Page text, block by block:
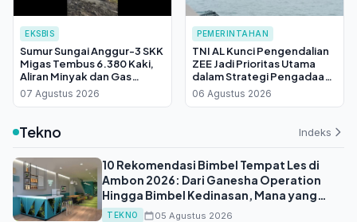
EKSBIS
Sumur Sungai Anggur-3 SKK
Migas Tembus 6.380 Kaki,
Aliran Minyak dan Gas
Mengalir dari Lapisan Sand-
07 Agustus 2026
PEMERINTAHAN
TNI AL Kunci Pengendalian
ZEE Jadi Prioritas Utama
dalam Strategi Pengadaan
Kapal PPA Kelas Brawijaya
06 Agustus 2026
Tekno Indeks
10 Rekomendasi Bimbel Tempat Les di
Ambon 2026: Dari Ganesha Operation
Hingga Bimbel Kedinasan, Mana yang
Tepat untuk Anak Anda?
TEKNO 05 Agustus 2026